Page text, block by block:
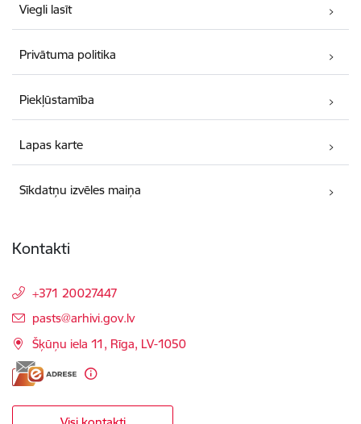
Viegli lasīt
Privātuma politika
Piekļūstamība
Lapas karte
Sīkdatņu izvēles maiņa
Kontakti
+371 20027447
E-pasts:
pasts@arhivi.gov.lv
Šķūņu iela 11, Rīga, LV-1050